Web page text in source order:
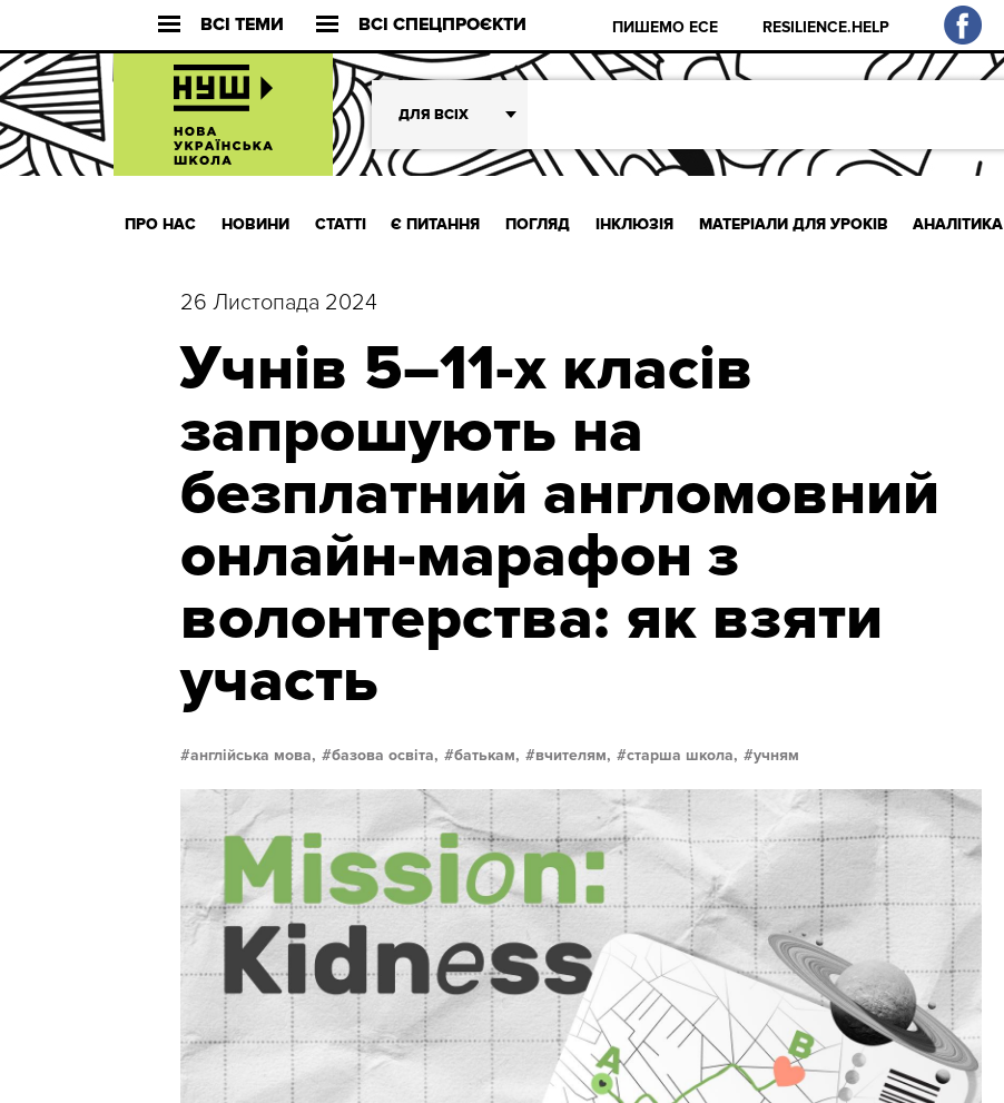
ВСІ ТЕМИ ВСІ СПЕЦПРОЄКТИ ПИШЕМО ЕСЕ RESILIENCE.HELP
ДЛЯ ВСІХ
ПРО НАС НОВИНИ СТАТТІ Є ПИТАННЯ ПОГЛЯД ІНКЛЮЗІЯ МАТЕРІАЛИ ДЛЯ УРОКІВ АНАЛІТИКА
26 Листопада 2024
Учнів 5–11-х класів
запрошують на
безплатний англомовний
онлайн-марафон з
волонтерства: як взяти
участь
англійська мова, базова освіта, батькам, вчителям, старша школа, учням